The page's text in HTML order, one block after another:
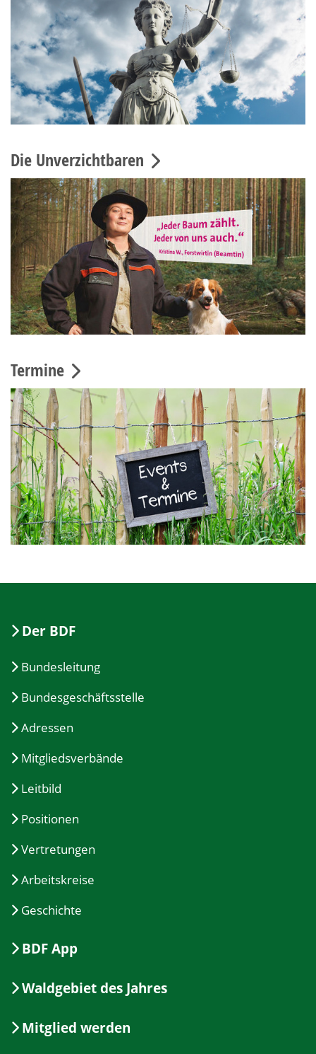
Die Unverzichtbaren
Termine
Der BDF
Bundesleitung
Bundesgeschäftsstelle
Adressen
Mitgliedsverbände
Leitbild
Positionen
Vertretungen
Arbeitskreise
Geschichte
BDF App
Waldgebiet des Jahres
Mitglied werden